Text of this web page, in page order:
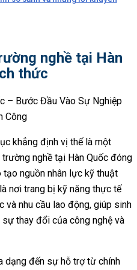
nghề tại Hàn
thức
khẳng định vị thế là một
nghề tại Hàn Quốc đóng
nguồn nhân lực kỹ thuật
nơi trang bị kỹ năng thực tế
và nhu cầu lao động, giúp sinh
thay đổi của công nghệ và
dạng đến sự hỗ trợ từ chính